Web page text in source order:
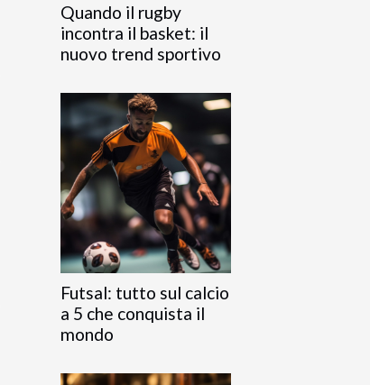
Quando il rugby
incontra il basket: il
nuovo trend sportivo
Futsal: tutto sul calcio
a 5 che conquista il
mondo